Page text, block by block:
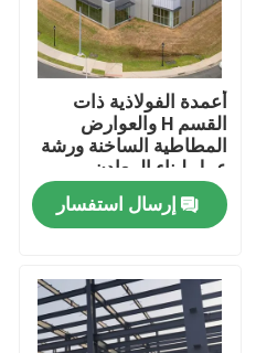
منتجات
أشرطة فيديو
معلومات عنا
رقابة جودة
أعمدة الفولاذية ذات
القسم H والعوارض
المطاطية الساخنة ورشة
عمل لبناء المعادن
إرسال استفسار